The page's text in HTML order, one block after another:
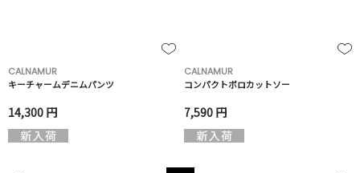
CALNAMUR
キーチャームデニムパンツ
14,300 円
CALNAMUR
コンパクトポロカットソー
7,590 円